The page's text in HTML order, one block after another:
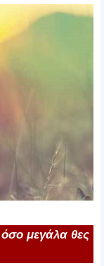
μεγάλα θες